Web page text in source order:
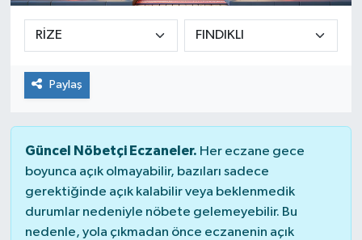
Paylaş
Güncel Nöbetçi Eczaneler. Her eczane gece
boyunca açık olmayabilir, bazıları sadece
gerektiğinde açık kalabilir veya beklenmedik
durumlar nedeniyle nöbete gelemeyebilir. Bu
nedenle, yola çıkmadan önce eczanenin açık